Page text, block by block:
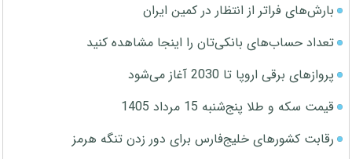
بارش‌های فراتر از انتظار در کمین ایران
تعداد حساب‌های بانکی‌تان را اینجا مشاهده کنید
پروازهای برقی اروپا تا 2030 آغاز می‌شود
قیمت سکه و طلا پنج‌شنبه 15 مرداد 1405
رقابت کشورهای خلیج‌فارس برای دور زدن تنگه هرمز